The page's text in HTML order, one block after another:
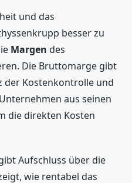
und das
besser zu
Margen des
Die Bruttomarge gibt
der Kostenkontrolle und
aus seinen
die direkten Kosten
Aufschluss über die
wie rentabel das